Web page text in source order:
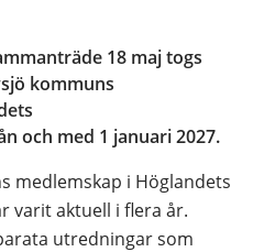
18 maj togs
kommuns
och med 1 januari 2027.
medlemskap i Höglandets
varit aktuell i flera år.
utredningar som